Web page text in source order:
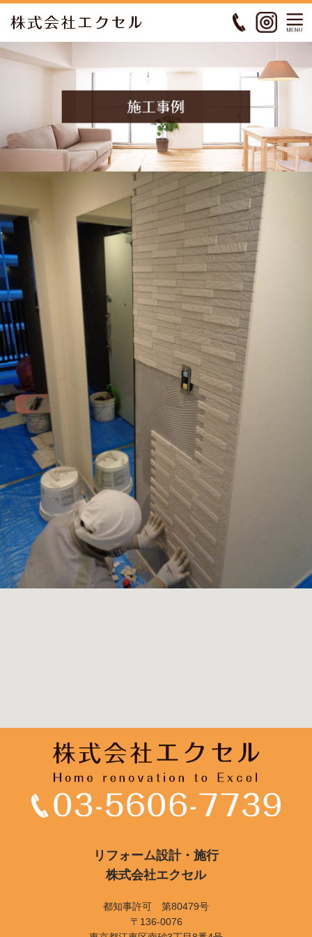
リフォーム設計・施行
株式会社エクセル
都知事許可 第80479号
〒136-0076